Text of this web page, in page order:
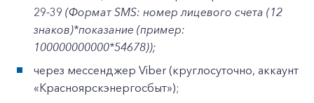
29-39 (Формат SMS: номер лицевого счета (12
знаков)*показание (пример:
100000000000*54678));
через мессенджер Viber (круглосуточно, аккаунт
«Красноярскэнергосбыт»);